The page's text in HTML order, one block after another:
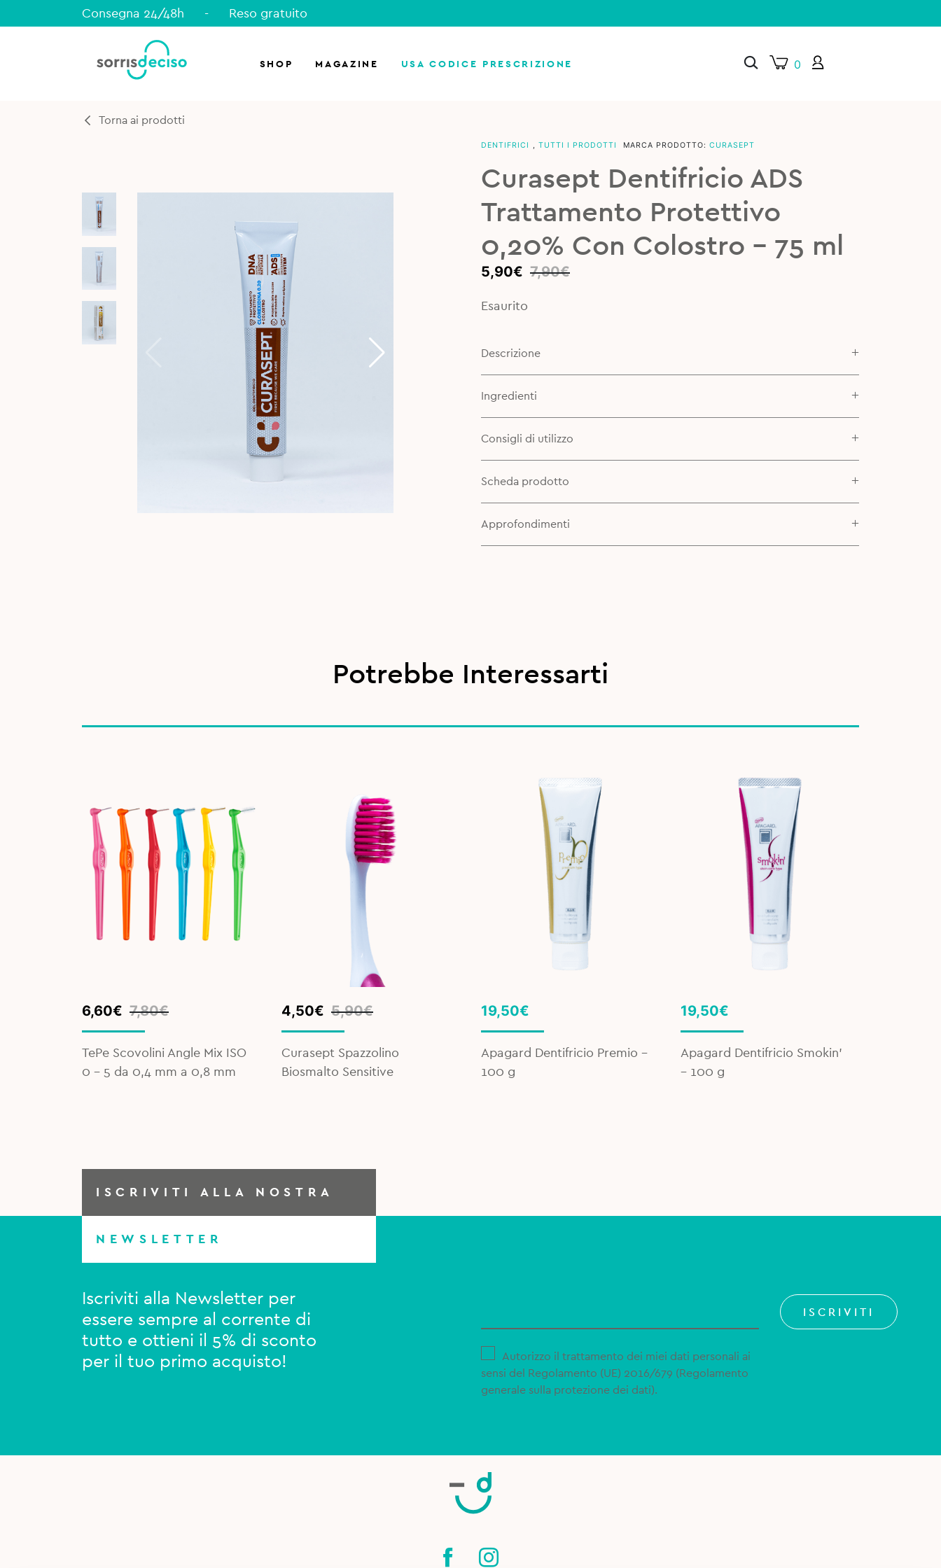
Consegna 24/48h - Reso gratuito
SHOP MAGAZINE USA CODICE PRESCRIZIONE 0
Torna ai prodotti
DENTIFRICI , TUTTI I PRODOTTI MARCA PRODOTTO: CURASEPT
Curasept Dentifricio ADS
Trattamento Protettivo
0,20% Con Colostro – 75 ml
7,90€
Original
was:
5,90€
Current
is:
Esaurito
Descrizione
Ingredienti
Consigli di utilizzo
Scheda prodotto
Approfondimenti
Potrebbe Interessarti
7,80€
Original
price
7,80€.
6,60€
Current
price
6,60€.
TePe Scovolini Angle Mix ISO
0 – 5 da 0,4 mm a 0,8 mm
5,90€
Original
price
5,90€.
4,50€
Current
price
4,50€.
Curasept Spazzolino
Biosmalto Sensitive
19,50€
Apagard Dentifricio Premio –
100 g
19,50€
Apagard Dentifricio Smokin’
– 100 g
ISCRIVITI ALLA NOSTRA
NEWSLETTER
Iscriviti alla Newsletter per
essere sempre al corrente di
tutto e ottieni il 5% di sconto
per il tuo primo acquisto!
Autorizzo il trattamento dei miei dati personali ai
sensi del Regolamento (UE) 2016/679 (Regolamento
generale sulla protezione dei dati).
ISCRIVITI